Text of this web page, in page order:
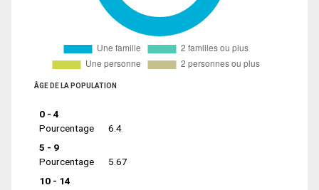
ÂGE DE LA POPULATION
0 - 4
Pourcentage
6.4
5 - 9
Pourcentage
5.67
10 - 14